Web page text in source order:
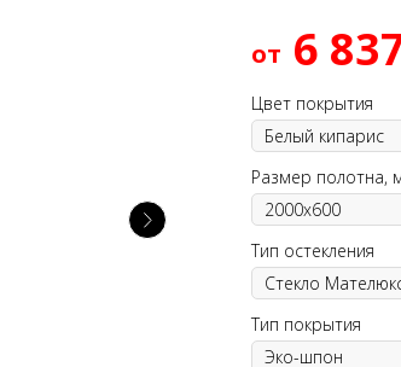
6
Цвет покрытия
Размер полотна,
Тип остекления
Тип покрытия